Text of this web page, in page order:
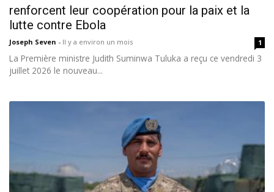
renforcent leur coopération pour la paix et la
lutte contre Ebola
Joseph Seven - Il y a environ un mois 1
La Première ministre Judith Suminwa Tuluka a reçu ce vendredi 3
juillet 2026 le nouveau...